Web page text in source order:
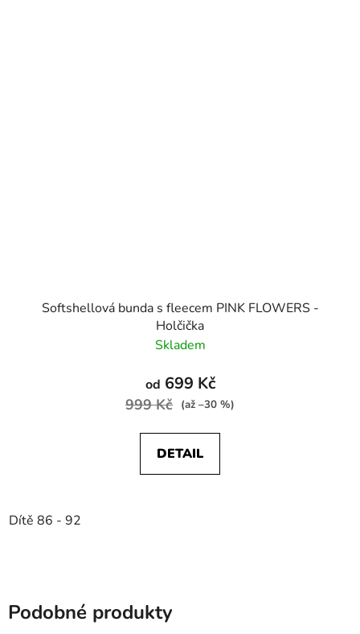
Softshellová bunda s fleecem PINK FLOWERS -
Holčička
Skladem
od 699 Kč
999 Kč (až –30 %)
DETAIL
Dítě 86 - 92
Podobné produkty